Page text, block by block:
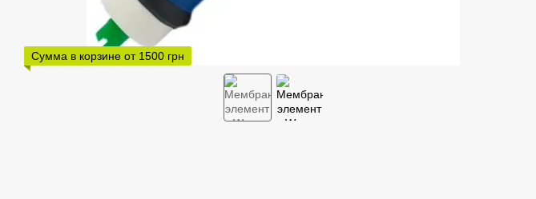
Сумма в корзине от 1500 грн